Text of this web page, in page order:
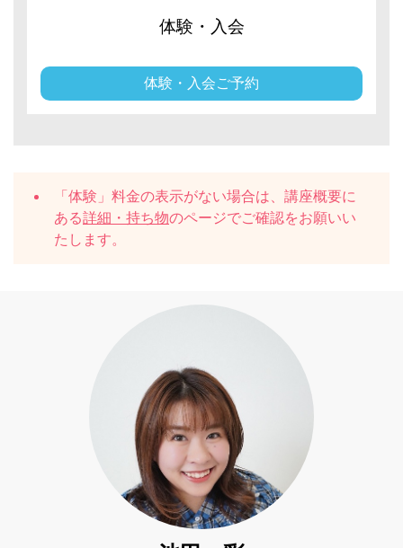
体験・入会
体験・入会ご予約
「体験」料金の表示がない場合は、講座概要に
ある詳細・持ち物のページでご確認をお願いい
たします。